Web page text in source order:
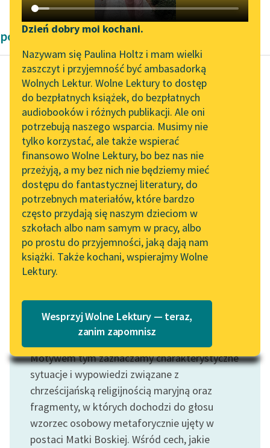
Katalog DAISY
Podkasty o książkach
Zgłoś brak utworu
Aktualności
Zapraszamy na spotkanie
online z tłumaczkami
literatury skandynawskiej
Spotkanie z Katarzyną
Tunkiel w Oslo
Wolne Lektury na 32.
Pol’and’Rock Festivalu
„Kochanek Lady
Chatterley” do słuchania
na Wolnych Lekturach
Nowy audiobook –
„Marzenie o Oriencie”
Lektury szkolne i klasyka
literatury do słuchania dla
uczennic i uczniów z
niepełnosprawnościami
E-kolekcja lektur
szkolnych i literatury do
Narzędzia
Mapa Wolnych Lektur
Leśmianator
Przewodnik dla piszących i
czytających
API
OAI-PMH
Widget Wolnych Lektur
Przypisy
Katalog w formacie PDF
Dzień dobry moi kochani.
Nazywam się Paulina Holtz i mam wielki
zaszczyt i przyjemność być ambasadorką
Wolnych Lektur. Wolne Lektury to dostęp
do bezpłatnych książek, do bezpłatnych
audiobooków i różnych publikacji. Ale oni
potrzebują naszego wsparcia. Musimy nie
tylko korzystać, ale także wspierać
finansowo Wolne Lektury, bo bez nas nie
przeżyją, a my bez nich nie będziemy mieć
dostępu do fantastycznej literatury, do
potrzebnych materiałów, które bardzo
często przydają się naszym dzieciom w
szkołach albo nam samym w pracy, albo
po prostu do przyjemności, jaką dają nam
książki. Także kochani, wspierajmy Wolne
Lektury.
Wesprzyj Wolne Lektury — teraz,
zanim zapomnisz
powieści Andrzeja Kijowskiego
Andrzej Kijowski
Dziecko przez
ptaka przyniesione
— Panie, już niedługo
sądny dzień. Słońce ma
się spotkać z ziemią.
Bałtyk cały kraj zaleje...
Czytaj więcej
Motyw: Matka Boska
Motywem tym zaznaczamy charakterystyczne
sytuacje i wypowiedzi związane z
chrześcijańską religijnością maryjną oraz
fragmenty, w których dochodzi do głosu
wzorzec osobowy metaforycznie ujęty w
postaci Matki Boskiej. Wśród cech, jakie